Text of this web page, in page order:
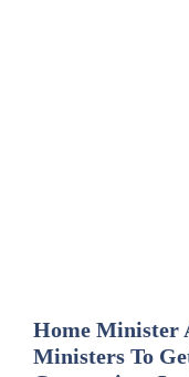
Home Minister
Ministers To